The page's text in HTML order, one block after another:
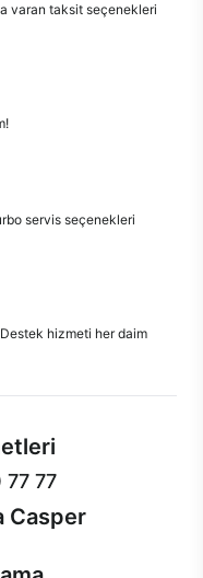
varan taksit seçenekleri
servis seçenekleri
hizmeti her daim
77
Casper
TikTok